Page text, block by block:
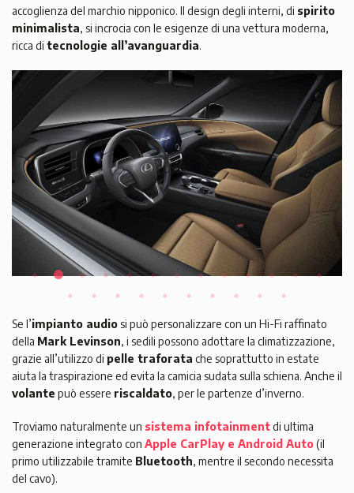
accoglienza del marchio nipponico. Il design degli interni, di spirito
minimalista, si incrocia con le esigenze di una vettura moderna,
ricca di tecnologie all’avanguardia.
Se l’impianto audiosi può personalizzare con un Hi-Fi raffinato
della Mark Levinson, i sedili possono adottare la climatizzazione,
grazie all’utilizzo di pelle traforata che soprattutto in estate
aiuta la traspirazione ed evita la camicia sudata sulla schiena. Anche il
volante può essere riscaldato, per le partenze d’inverno.
Troviamo naturalmente un sistema infotainmentdi ultima
generazione integrato con Apple CarPlay e Android Auto(il
primo utilizzabile tramite Bluetooth, mentre il secondo necessita
del cavo).